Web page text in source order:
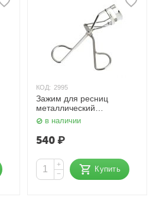
КОД: 2995
Зажим для ресниц
металлический
Серебристый 9,5 см.
EYE-100 Zinger
в наличии
540₽
+
−
Купить